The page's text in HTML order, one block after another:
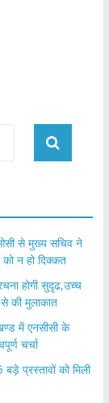
से मुख्य सचिव ने
को न हो दिक्कत
होगी सुदृढ,उच्च
से की मुलाकात
में एनसीसी के
चर्चा
प्रस्तावों को मिली